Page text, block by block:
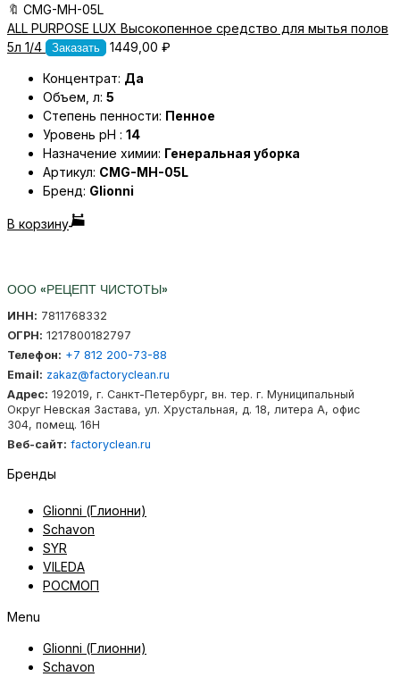
🔖 CMG-MH-05L
ALL PURPOSE LUX Высокопенное средство для мытья полов
5л 1/4
Заказать 1449,00 ₽
Концентрат: Да
Объем, л: 5
Степень пенности: Пенное
Уровень pH : 14
Назначение химии: Генеральная уборка
Артикул: CMG-MH-05L
Бренд: Glionni
В корзину
ООО «РЕЦЕПТ ЧИСТОТЫ»
ИНН: 7811768332
ОГРН: 1217800182797
Телефон: +7 812 200-73-88
Email: zakaz@factoryclean.ru
Адрес: 192019, г. Санкт-Петербург, вн. тер. г. Муниципальный
Округ Невская Застава, ул. Хрустальная, д. 18, литера А, офис
304, помещ. 16Н
Веб-сайт: factoryclean.ru
Бренды
Glionni (Глионни)
Schavon
SYR
VILEDA
РОСМОП
Menu
Glionni (Глионни)
Schavon